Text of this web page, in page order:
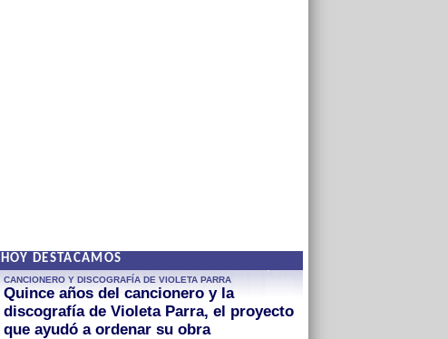
HOY DESTACAMOS
CANCIONERO Y DISCOGRAFÍA DE VIOLETA PARRA
Quince años del cancionero y la
discografía de Violeta Parra, el proyecto
que ayudó a ordenar su obra